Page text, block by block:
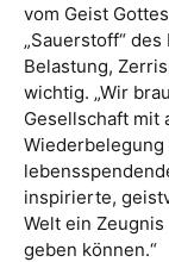
vom Geist
„Sauerstoff“
Belastung,
wichtig. „Wir
Gesellschaft mit
inspirierte,
Welt ein
geben können.“